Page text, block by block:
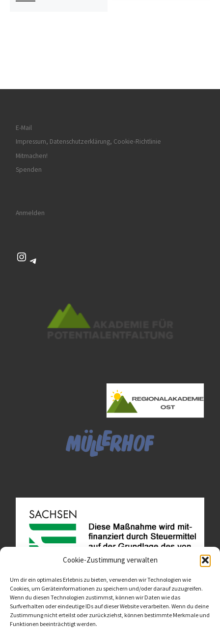
Cookie-Zustimmung verwalten
Um dir ein optimales Erlebnis zu bieten, verwenden wir Technologien wie
Cookies, um Geräteinformationen zu speichern und/oder darauf zuzugreifen.
Wenn du diesen Technologien zustimmst, können wir Daten wie das
Surfverhalten oder eindeutige IDs auf dieser Website verarbeiten. Wenn du deine
Zustimmung nicht erteilst oder zurückziehst, können bestimmte Merkmale und
Funktionen beeinträchtigt werden.
E-Mail
Impressum, Datenschutzerklärung, Cookie-Richtlinie
Mitmachen!
Spenden
Anmelden
Instagram
Telegram
Diese Website ist als Teil des Projektes "Wachsen lassen
- Raum geben" entstanden.>>>